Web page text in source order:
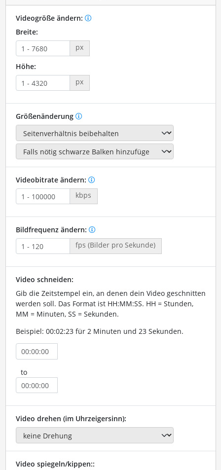
Videogröße ändern:
Breite:
px
Höhe:
px
Größenänderung
Videobitrate ändern:
kbps
Bildfrequenz ändern:
fps (Bilder pro Sekunde)
Video schneiden:
Gib die Zeitstempel ein, an denen dein Video geschnitten
werden soll. Das Format ist HH:MM:SS. HH = Stunden,
MM = Minuten, SS = Sekunden.
Beispiel: 00:02:23 für 2 Minuten und 23 Sekunden.
to
Video drehen (im Uhrzeigersinn):
Video spiegeln/kippen::